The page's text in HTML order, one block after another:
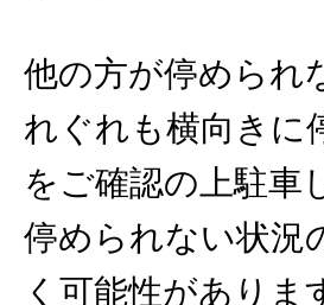
他の方が停められ
れぐれも横向きに
をご確認の上駐
停められない状況
く可能性がありま